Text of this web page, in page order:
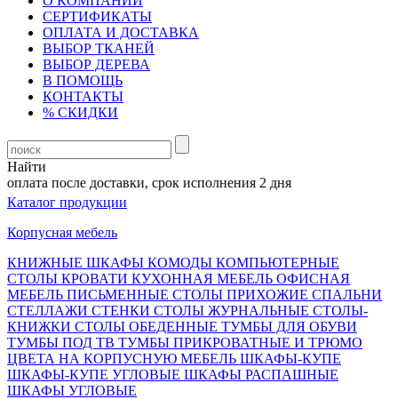
СЕРТИФИКАТЫ
ОПЛАТА И ДОСТАВКА
ВЫБОР ТКАНЕЙ
ВЫБОР ДЕРЕВА
В ПОМОЩЬ
КОНТАКТЫ
% СКИДКИ
Найти
после доставки, срок исполнения 2 дня
Каталог продукции
Корпусная мебель
КНИЖНЫЕ ШКАФЫ КОМОДЫ КОМПЬЮТЕРНЫЕ
СТОЛЫ КРОВАТИ КУХОННАЯ МЕБЕЛЬ ОФИСНАЯ
МЕБЕЛЬ ПИСЬМЕННЫЕ СТОЛЫ ПРИХОЖИЕ СПАЛЬНИ
СТЕЛЛАЖИ СТЕНКИ СТОЛЫ ЖУРНАЛЬНЫЕ СТОЛЫ-
КНИЖКИ СТОЛЫ ОБЕДЕННЫЕ ТУМБЫ ДЛЯ ОБУВИ
ТУМБЫ ПОД ТВ ТУМБЫ ПРИКРОВАТНЫЕ И ТРЮМО
ЦВЕТА НА КОРПУСНУЮ МЕБЕЛЬ ШКАФЫ-КУПЕ
ШКАФЫ-КУПЕ УГЛОВЫЕ ШКАФЫ РАСПАШНЫЕ
ШКАФЫ УГЛОВЫЕ